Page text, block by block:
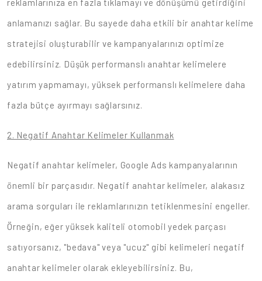
reklamlarınıza en fazla tıklamayı ve dönüşümü getirdiğini
anlamanızı sağlar. Bu sayede daha etkili bir anahtar kelime
stratejisi oluşturabilir ve kampanyalarınızı optimize
edebilirsiniz. Düşük performanslı anahtar kelimelere
yatırım yapmamayı, yüksek performanslı kelimelere daha
fazla bütçe ayırmayı sağlarsınız.
2. Negatif Anahtar Kelimeler Kullanmak
Negatif anahtar kelimeler, Google Ads kampanyalarının
önemli bir parçasıdır. Negatif anahtar kelimeler, alakasız
arama sorguları ile reklamlarınızın tetiklenmesini engeller.
Örneğin, eğer yüksek kaliteli otomobil yedek parçası
satıyorsanız, "bedava" veya "ucuz" gibi kelimeleri negatif
anahtar kelimeler olarak ekleyebilirsiniz. Bu,